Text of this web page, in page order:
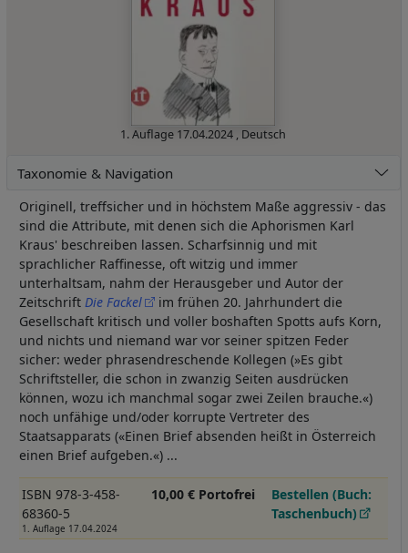
1. Auflage 17.04.2024 , Deutsch
Taxonomie & Navigation
Originell, treffsicher und in höchstem Maße aggressiv - das
sind die Attribute, mit denen sich die Aphorismen Karl
Kraus' beschreiben lassen. Scharfsinnig und mit
sprachlicher Raffinesse, oft witzig und immer
unterhaltsam, nahm der Herausgeber und Autor der
Zeitschrift Die Fackel
im frühen 20. Jahrhundert die
Gesellschaft kritisch und voller boshaften Spotts aufs Korn,
und nichts und niemand war vor seiner spitzen Feder
sicher: weder phrasendreschende Kollegen (»Es gibt
Schriftsteller, die schon in zwanzig Seiten ausdrücken
können, wozu ich manchmal sogar zwei Zeilen brauche.«)
noch unfähige und/oder korrupte Vertreter des
Staatsapparats («Einen Brief absenden heißt in Österreich
einen Brief aufgeben.«) ...
ISBN 978-3-458-
68360-5
1. Auflage 17.04.2024
10,00 € Portofrei
Bestellen (Buch:
Taschenbuch)